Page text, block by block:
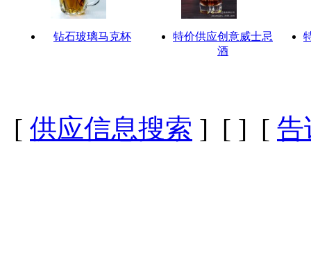
钻石玻璃马克杯
特价供应创意威士忌
酒
[ 供应信息搜索 ] [ ] [ 告